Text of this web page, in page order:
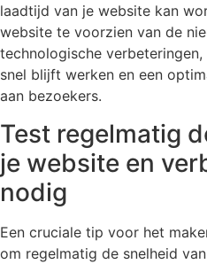
laadtijd van je website kan
website te voorzien van de
technologische
snel blijft werken en een
aan bezoekers.
Test regelmatig
je website en
nodig
Een cruciale tip voor het
om regelmatig de snelheid